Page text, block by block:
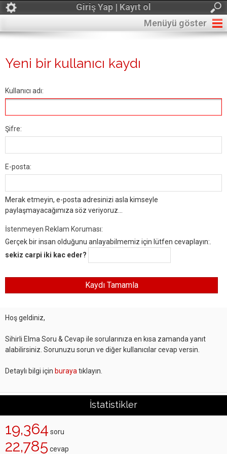
Giriş Yap | Kayıt ol
Menüyü göster
Yeni bir kullanıcı kaydı
Kullanıcı adı:
Şifre:
E-posta:
Merak etmeyin, e-posta adresinizi asla kimseyle
paylaşmayacağımıza söz veriyoruz...
İstenmeyen Reklam Koruması:
Gerçek bir insan olduğunu anlayabilmemiz için lütfen cevaplayın:.
sekiz carpi iki kac eder?
Hoş geldiniz,
Sihirli Elma Soru & Cevap ile sorularınıza en kısa zamanda yanıt
alabilirsiniz. Sorunuzu sorun ve diğer kullanıcılar cevap versin.
Detaylı bilgi için buraya tıklayın.
İstatistikler
19,364 soru
22,785 cevap